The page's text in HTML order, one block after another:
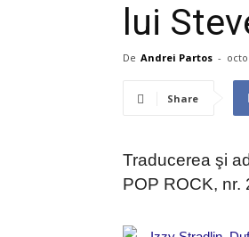
lui
De Andrei Partos -
Share
Traducerea şi
POP ROCK, nr.